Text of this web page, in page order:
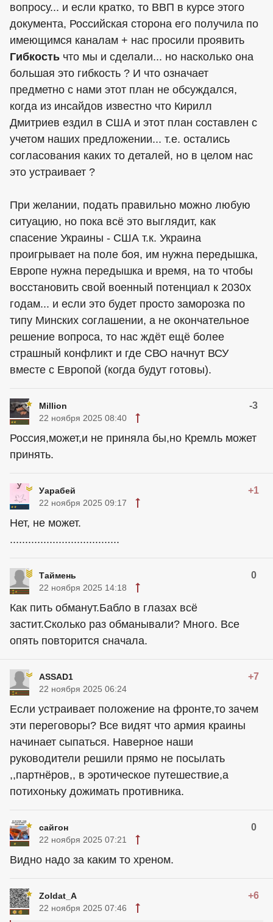
вопросу... и если кратко, то ВВП в курсе этого
документа, Российская сторона его получила по
имеющимся каналам + нас просили проявить
Гибкость что мы и сделали... но насколько она
большая это гибкость ? И что означает
предметно с нами этот план не обсуждался,
когда из инсайдов известно что Кирилл
Дмитриев ездил в США и этот план составлен с
учетом наших предложении... т.е. остались
согласования каких то деталей, но в целом нас
это устраивает ?
При желании, подать правильно можно любую
ситуацию, но пока всё это выглядит, как
спасение Украины - США т.к. Украина
проигрывает на поле боя, им нужна передышка,
Европе нужна передышка и время, на то чтобы
восстановить свой военный потенциал к 2030х
годам... и если это будет просто заморозка по
типу Минских соглашении, а не окончательное
решение вопроса, то нас ждёт ещё более
страшный конфликт и где СВО начнут ВСУ
вместе с Европой (когда будут готовы).
Million -3
22 ноября 2025 08:40
Россия,может,и не приняла бы,но Кремль может
принять.
Уарабей +1
22 ноября 2025 09:17
Нет, не может.
....................................
Таймень 0
22 ноября 2025 14:18
Как пить обманут.Бабло в глазах всё
застит.Сколько раз обманывали? Много. Все
опять повторится сначала.
ASSAD1 +7
22 ноября 2025 06:24
Если устраивает положение на фронте,то зачем
эти переговоры? Все видят что армия краины
начинает сыпаться. Наверное наши
руководители решили прямо не посылать
,,партнёров,, в эротическое путешествие,а
потихоньку дожимать противника.
сайгон 0
22 ноября 2025 07:21
Видно надо за каким то хреном.
Zoldat_A +6
22 ноября 2025 07:46